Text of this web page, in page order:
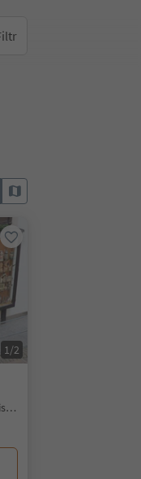
filtrów
1/2
Ortisei/Urtijëi/St. Ulrich/Urtijëi, Urtijëi/Ortisei, Dolomites Region Val Gardena